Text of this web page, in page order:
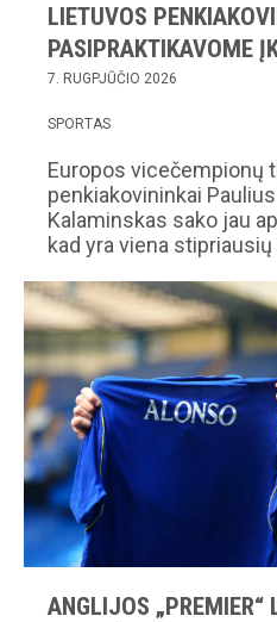
LIETUVOS
PASIPRAKTIKAVOME
7. RUGPJŪČIO 2026
SPORTAS
Europos vicečempionų
penkiakovininkai
Kalaminskas sako jau
kad yra viena
ANGLIJOS „PREMIER“